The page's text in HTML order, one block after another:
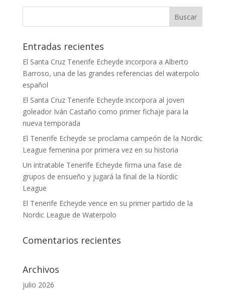
Entradas recientes
El Santa Cruz Tenerife Echeyde incorpora a Alberto
Barroso, una de las grandes referencias del waterpolo
español
El Santa Cruz Tenerife Echeyde incorpora al joven
goleador Iván Castaño como primer fichaje para la
nueva temporada
El Tenerife Echeyde se proclama campeón de la Nordic
League femenina por primera vez en su historia
Un intratable Tenerife Echeyde firma una fase de
grupos de ensueño y jugará la final de la Nordic
League
El Tenerife Echeyde vence en su primer partido de la
Nordic League de Waterpolo
Comentarios recientes
Archivos
julio 2026